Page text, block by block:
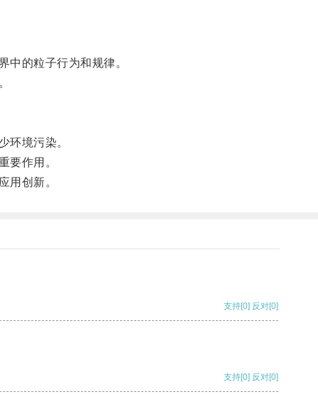
的粒子行为和规律。
境污染。
要作用。
用创新。
支持[0] 反对[0]
支持[0] 反对[0]